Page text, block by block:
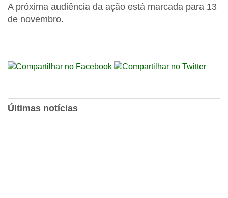
A próxima audiência da ação está marcada para 13
de novembro.
Últimas notícias